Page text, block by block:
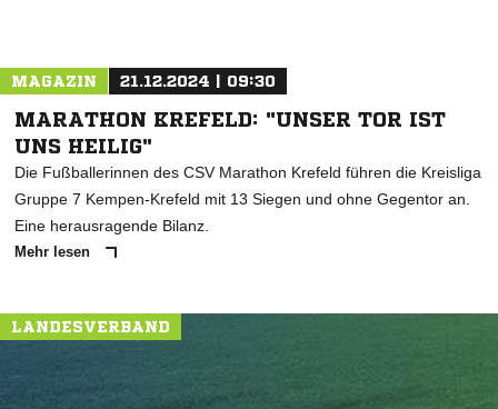
MAGAZIN 21.12.2024 | 09:30
MARATHON KREFELD: "UNSER TOR IST
UNS HEILIG"
Die Fußballerinnen des CSV Marathon Krefeld führen die Kreisliga
Gruppe 7 Kempen-Krefeld mit 13 Siegen und ohne Gegentor an.
Eine herausragende Bilanz.
Mehr lesen
LANDESVERBAND